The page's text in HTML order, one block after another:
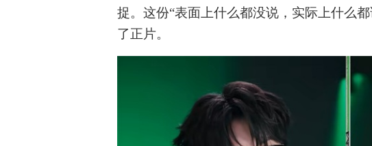
捉。这份“表面上什么都没说，实际上什么
了正片。